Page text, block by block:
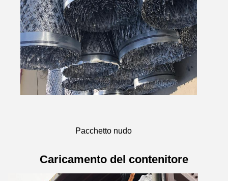
Pacchetto nudo
Caricamento del contenitore